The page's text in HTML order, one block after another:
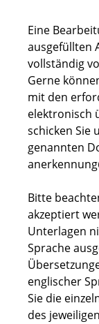
Eine
ausgefüllten
vollständig
Gerne
mit den
elektronisch
schicken Sie
genannten
Bitte
akzeptiert
Unterlagen
Sprache
englischer
Sie die
des